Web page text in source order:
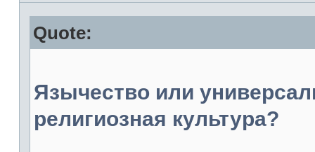
Quote:
Язычество или
религиозная культура?